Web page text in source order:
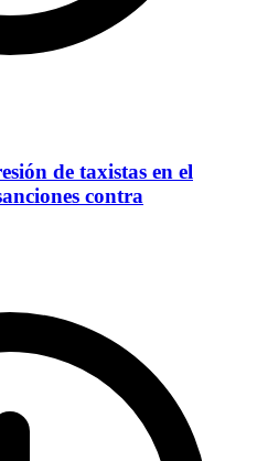
de taxistas en el
contra